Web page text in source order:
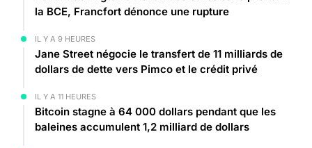
la BCE, Francfort dénonce une rupture
IL Y A 9 HEURES
Jane Street négocie le transfert de 11 milliards de
dollars de dette vers Pimco et le crédit privé
IL Y A 11 HEURES
Bitcoin stagne à 64 000 dollars pendant que les
baleines accumulent 1,2 milliard de dollars